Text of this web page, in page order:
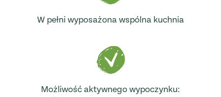
W pełni wyposażona wspólna kuchnia
Możliwość aktywnego wypoczynku: